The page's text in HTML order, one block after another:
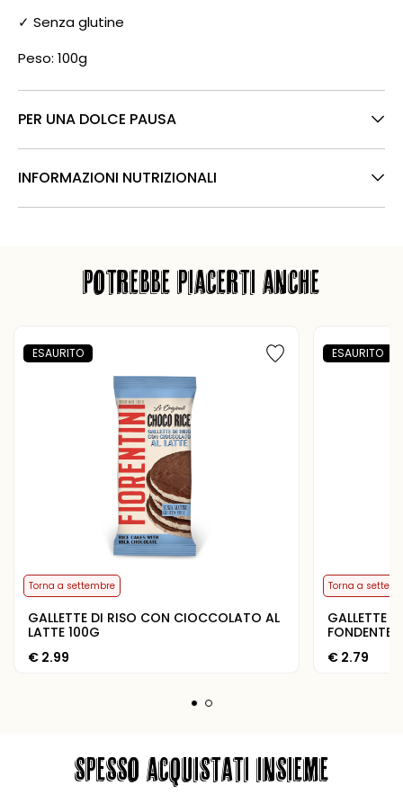
✓ Senza glutine
Peso: 100g
PER UNA DOLCE PAUSA
INFORMAZIONI NUTRIZIONALI
POTREBBE PIACERTI ANCHE
ESAURITO
Torna a settembre
GALLETTE DI RISO CON CIOCCOLATO AL
LATTE 100G
€ 2.99
ESAURITO
Torna a
GALLETTE
FONDENTE
€ 2.79
SPESSO ACQUISTATI INSIEME